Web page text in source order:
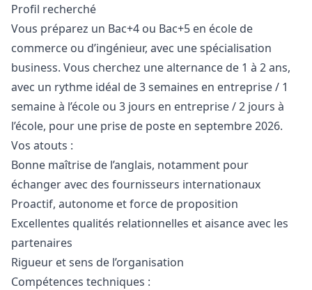
Profil recherché
Vous préparez un Bac+4 ou Bac+5 en école de
commerce ou d’ingénieur, avec une spécialisation
business. Vous cherchez une alternance de 1 à 2 ans,
avec un rythme idéal de 3 semaines en entreprise / 1
semaine à l’école ou 3 jours en entreprise / 2 jours à
l’école, pour une prise de poste en septembre 2026.
Vos atouts :
Bonne maîtrise de l’anglais, notamment pour
échanger avec des fournisseurs internationaux
Proactif, autonome et force de proposition
Excellentes qualités relationnelles et aisance avec les
partenaires
Rigueur et sens de l’organisation
Compétences techniques :